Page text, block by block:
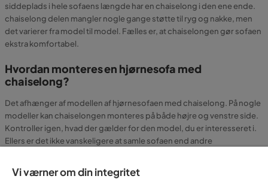
siddeplads i hele sofaens længde har en chaiselong i den ene ende.
chaiselong delen mangler nogle gange støtte til ryg og nakke, men
det varierer fra model til model. Fælles er, at chaiselongen gør sofaen
ekstra komfortabel.
Hvordan monteres en hjørnesofa med
chaiselong?
Det afhænger af modellen af hjørnesofaen med chaiselong. På nogle
modeller kan chaiselongen monteres på både højre og venstre side.
Kontroller igen, hvad der gælder for den model, du er interesseret i.
Ellers er det ikke vanskeligere at samle sofaen end andre
Vi værner om din integritet